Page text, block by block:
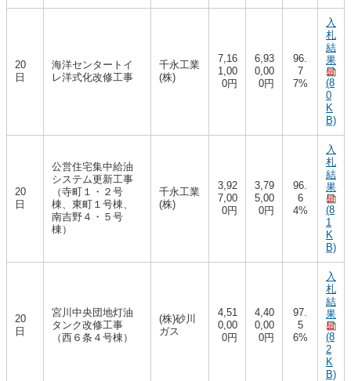
20
日
海洋センタートイ
レ洋式化改修工事
千永工業
(株)
7,16
1,00
0円
6,93
0,00
0円
96.
7
7%
入
札
結
果
(8
0
K
B)
20
日
公営住宅集中給油
システム更新工事
（寺町１・２号
棟、東町１号棟、
南吉野４・５号
棟）
千永工業
(株)
3,92
7,00
0円
3,79
5,00
0円
96.
6
4%
入
札
結
果
(8
1
K
B)
20
日
宮川中央団地灯油
タンク改修工事
（西６条４号棟）
(株)砂川
ガス
4,51
0,00
0円
4,40
0,00
0円
97.
5
6%
入
札
結
果
(8
2
K
B)